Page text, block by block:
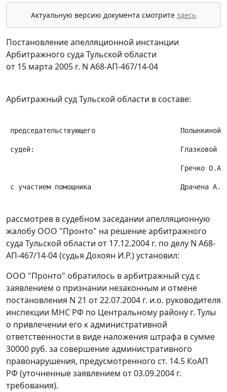
Актуальную версию документа смотрите здесь
Постановление апелляционной инстанции
Арбитражного суда Тульской области
от 15 марта 2005 г. N А68-АП-467/14-04
Арбитражный суд Тульской области в составе:
председательствующего                     Полынкиной
судей:                                    Глазковой
                                           Гречко О.А.
с участием помощника                      Драчена
рассмотрев в судебном заседании апелляционную
жалобу ООО "Пронто" на решение арбитражного
суда Тульской области от 17.12.2004 г. по делу N А68-
АП-467/14-04 (судья Дохоян И.Р.) установил:
ООО "Пронто" обратилось в арбитражный суд с
заявлением о признании незаконным и отмене
постановления N 21 от 22.07.2004 г. и.о. руководителя
инспекции МНС РФ по Центральному району г. Тулы
о привлечении его к административной
ответственности в виде наложения штрафа в сумме
30000 руб. за совершение административного
правонарушения, предусмотренного ст. 14.5 КоАП
РФ (уточненные заявлением от 03.09.2004 г.
требования).